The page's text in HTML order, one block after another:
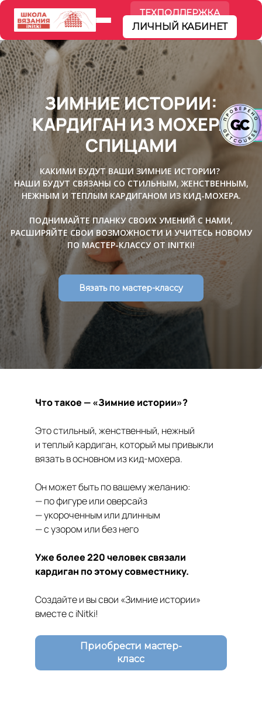
ТЕХПОДДЕРЖКА
ЛИЧНЫЙ КАБИНЕТ
ЗИМНИЕ ИСТОРИИ:
КАРДИГАН ИЗ МОХЕРА
СПИЦАМИ
КАКИМИ БУДУТ ВАШИ ЗИМНИЕ ИСТОРИИ?
НАШИ БУДУТ СВЯЗАНЫ СО СТИЛЬНЫМ, ЖЕНСТВЕННЫМ,
НЕЖНЫМ И ТЕПЛЫМ КАРДИГАНОМ ИЗ КИД-МОХЕРА.
ПОДНИМАЙТЕ ПЛАНКУ СВОИХ УМЕНИЙ С НАМИ,
РАСШИРЯЙТЕ СВОИ ВОЗМОЖНОСТИ И УЧИТЕСЬ НОВОМУ
ПО МАСТЕР-КЛАССУ ОТ INITKI!
Вязать по мастер-классу
Что такое — «Зимние истории»?
Это стильный, женственный, нежный
и теплый кардиган, который мы привыкли
вязать в основном из кид-мохера.
Он может быть по вашему желанию:
— по фигуре или оверсайз
— укороченным или длинным
— с узором или без него
Уже более 220 человек связали
кардиган по этому совместнику.
Создайте и вы свои «Зимние истории»
вместе с iNitki!
Приобрести мастер-
класс